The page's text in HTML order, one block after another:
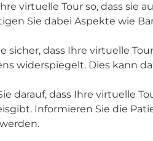
virtuelle Tour so, dass sie
Sie dabei Aspekte wie
sicher, dass Ihre virtuelle
widerspiegelt. Dies kann
darauf, dass Ihre virtuelle
Informieren Sie die